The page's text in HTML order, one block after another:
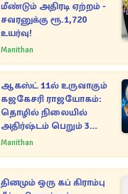
மீண்டும் அதிரடி ஏற்றம் -
சவரனுக்கு ரூ.1,720
உயர்வு!
Manithan
ஆகஸ்ட் 11ல் உருவாகும்
கஜகேசரி ராஜயோகம்:
தொழில் நிலையில்
அதிர்ஷ்டம் பெறும் 3
ராசிகள்!
Manithan
தினமும் ஒரு கப் கிராம்பு